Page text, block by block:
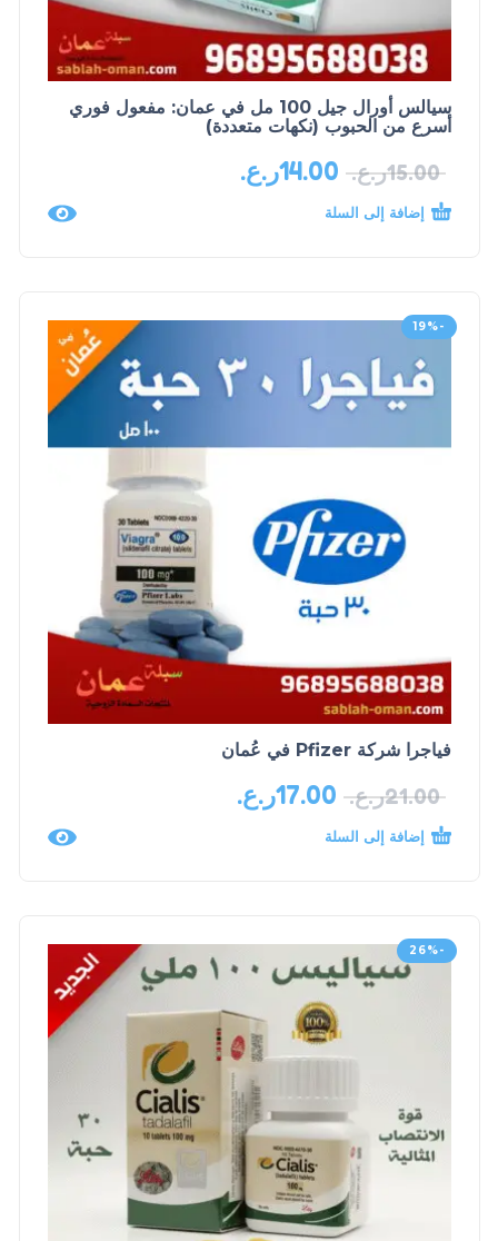
سيالس أورال جيل 100 مل في عمان: مفعول فوري
أسرع من الحبوب (نكهات متعددة)
15.00ر.ع. 14.00ر.ع.
إضافة إلى السلة
-19%
فياجرا شركة Pfizer في عُمان
21.00ر.ع. 17.00ر.ع.
إضافة إلى السلة
-26%